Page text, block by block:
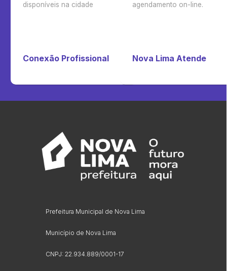
disponíveis na cidade
Conexão Profissional
agendamento on-line.
Nova Lima Atende
Prefeitura Municipal de Nova Lima
Município de Nova Lima
CNPJ: 22.934.889/0001-17